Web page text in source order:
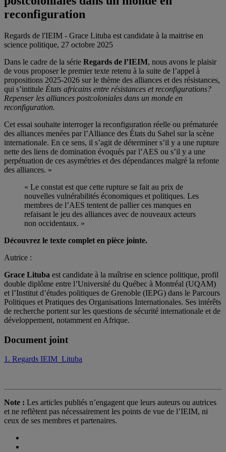
reconfiguration
Regards de l'IEIM - Grace Lituba est candidate à la maitrise en
science politique, 27 octobre 2025
Dans le cadre de la série Regards de l’IEIM, nous avons le plaisir
de vous proposer le premier texte retenu à la suite de l’appel à
propositions 2025-2026 sur le thème des alliances et des résistances,
qui s’intitule États africains entre résistances et reconfigurations?
Repenser les alliances postcoloniales dans un monde en
reconfiguration.
Cet essai souhaite interroger la reconfiguration réelle ou prématurée
des alliances menées par l’Alliance des États du Sahel sur la scène
internationale. En ce sens, il s’agit de déterminer s’il y a une rupture
nette des liens de domination évoqués par l’AES ou s’il y a une
perpétuation de ces asymétries et des dépendances malgré la refonte
des alliances. »
« Le constat est que cette rupture se fait au prix de
nouvelles vulnérabilités économiques et politiques. Les
membres de l’AES tentent de pallier ces manques en
refaisant le jeu des alliances avec de nouveaux acteurs
non occidentaux. »
Découvrez le texte complet en pièce jointe.
Autrice :
Grace Lituba est candidate à la maîtrise en science politique, profil
double diplôme entre l’Université du Québec à Montréal (UQAM)
et l’Institut d’études politiques de Grenoble (IEPG) dans le Parcours
Politiques et Pratiques des Organisations Internationales. Ses intérêts
de recherche portent sur les questions de sécurité internationale et de
développement, notamment en Afrique.
Document joint
1. Regards IEIM_Lituba
Note : Les articles publiés n’engagent que leurs auteurs ou autrices
et ne reflètent pas nécessairement les points de vue de l’IEIM, ni
ceux de ses membres et partenaires.